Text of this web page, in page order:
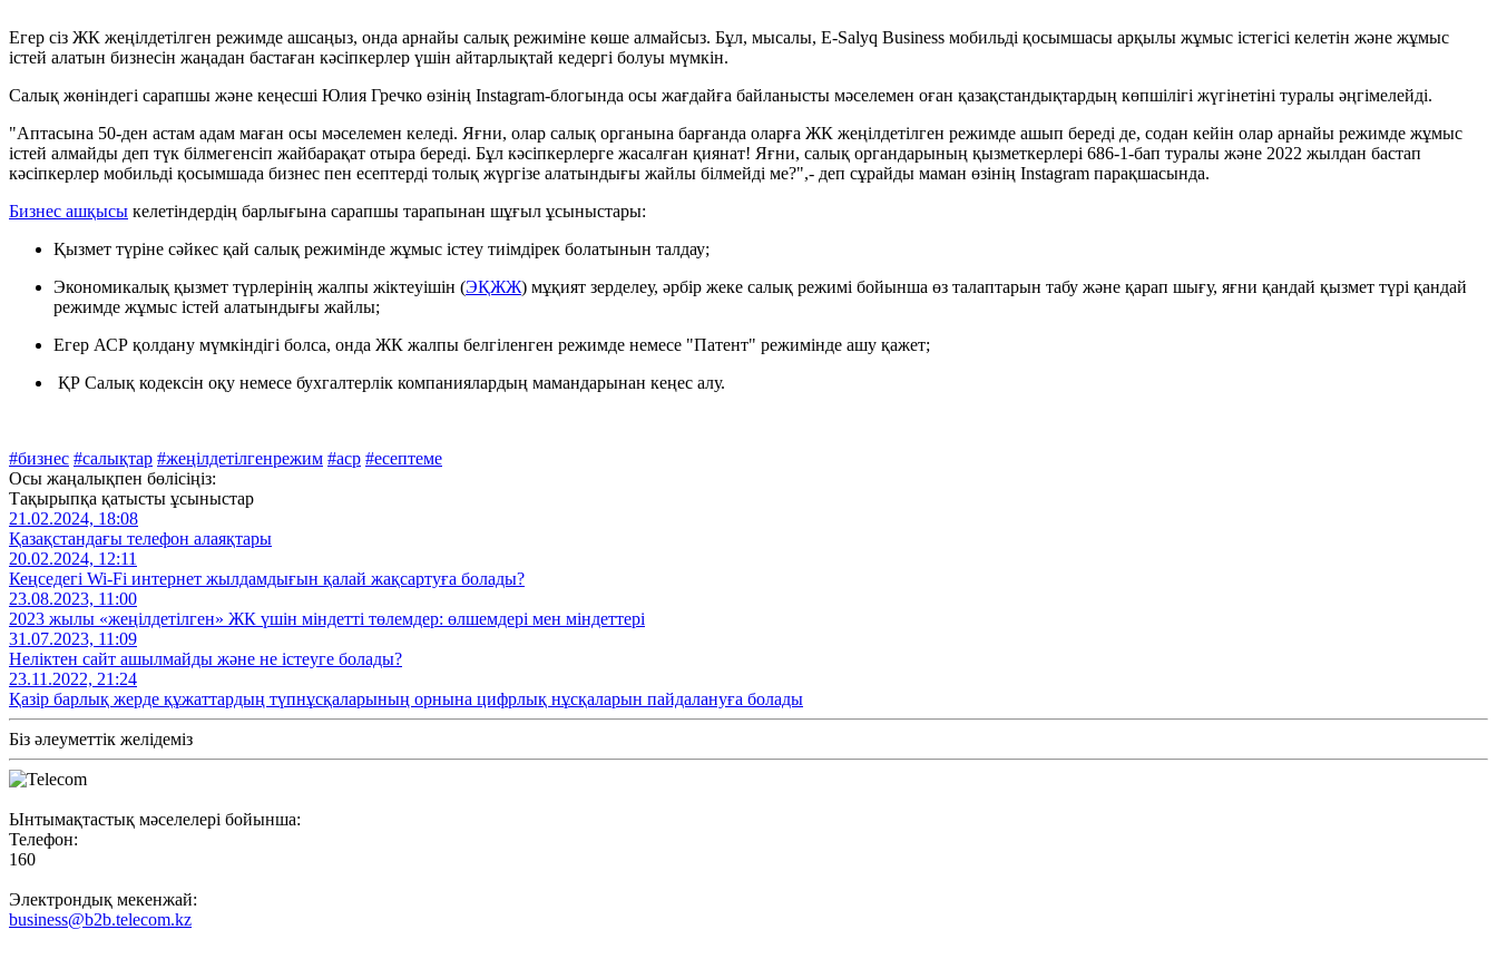
Егер сіз ЖК жеңілдетілген режимде ашсаңыз, онда арнайы салық режиміне көше алмайсыз. Бұл, мысалы, E-Salyq Business мобильді қосымшасы арқылы жұмыс істегісі келетін және жұмыс
істей алатын бизнесін жаңадан бастаған кәсіпкерлер үшін айтарлықтай кедергі болуы мүмкін.
Салық жөніндегі сарапшы және кеңесші Юлия Гречко өзінің Instagram-блогында осы жағдайға байланысты мәселемен оған қазақстандықтардың көпшілігі жүгінетіні туралы әңгімелейді.
"Аптасына 50-ден астам адам маған осы мәселемен келеді. Яғни, олар салық органына барғанда оларға ЖК жеңілдетілген режимде ашып береді де, содан кейін олар арнайы режимде жұмыс
істей алмайды деп түк білмегенсіп жайбарақат отыра береді. Бұл кәсіпкерлерге жасалған қиянат! Яғни, салық органдарының қызметкерлері 686-1-бап туралы және 2022 жылдан бастап
кәсіпкерлер мобильді қосымшада бизнес пен есептерді толық жүргізе алатындығы жайлы білмейді ме?",- деп сұрайды маман өзінің Instagram парақшасында.
Бизнес ашқысы келетіндердің барлығына сарапшы тарапынан шұғыл ұсыныстары:
Қызмет түріне сәйкес қай салық режимінде жұмыс істеу тиімдірек болатынын талдау;
Экономикалық қызмет түрлерінің жалпы жіктеуішін (ЭҚЖЖ) мұқият зерделеу, әрбір жеке салық режимі бойынша өз талаптарын табу және қарап шығу, яғни қандай қызмет түрі қандай
режимде жұмыс істей алатындығы жайлы;
Егер АСР қолдану мүмкіндігі болса, онда ЖК жалпы белгіленген режимде немесе "Патент" режимінде ашу қажет;
ҚР Салық кодексін оқу немесе бухгалтерлік компаниялардың мамандарынан кеңес алу.
#бизнес #салықтар #жеңілдетілгенрежим #аср #есептеме
Осы жаңалықпен бөлісіңіз:
Тақырыпқа қатысты ұсыныстар
21.02.2024, 18:08
Қазақстандағы телефон алаяқтары
20.02.2024, 12:11
Кеңседегі Wi-Fi интернет жылдамдығын қалай жақсартуға болады?
23.08.2023, 11:00
2023 жылы «жеңілдетілген» ЖК үшін міндетті төлемдер: өлшемдері мен міндеттері
31.07.2023, 11:09
Неліктен сайт ашылмайды және не істеуге болады?
23.11.2022, 21:24
Қазір барлық жерде құжаттардың түпнұсқаларының орнына цифрлық нұсқаларын пайдалануға болады
Біз әлеуметтік желідеміз
Ынтымақтастық мәселелері бойынша:
Телефон:
160
Электрондық мекенжай:
business@b2b.telecom.kz